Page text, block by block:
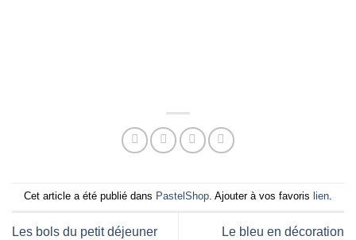
Cet article a été publié dans PastelShop. Ajouter à vos favoris lien.
Les bols du petit déjeuner Le bleu en décoration